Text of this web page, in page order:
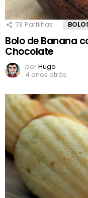
73 Partilhas
Bolo de Banana
Chocolate
porHugo
4 anos atrás